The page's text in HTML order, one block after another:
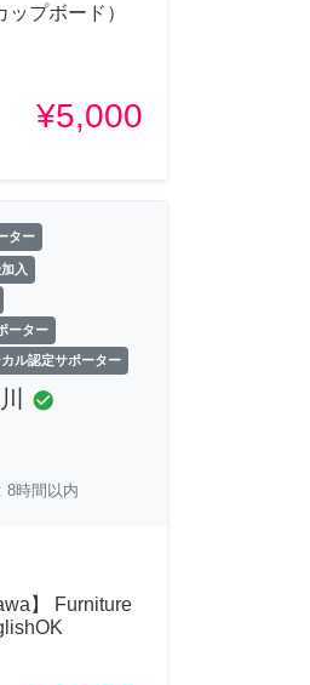
プボード）
¥5,000
ター
入
ーター
ル認定サポーター
check_circle
8時間以内
】 Furniture